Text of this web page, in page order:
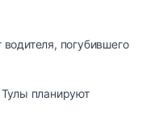
погубившего
планируют